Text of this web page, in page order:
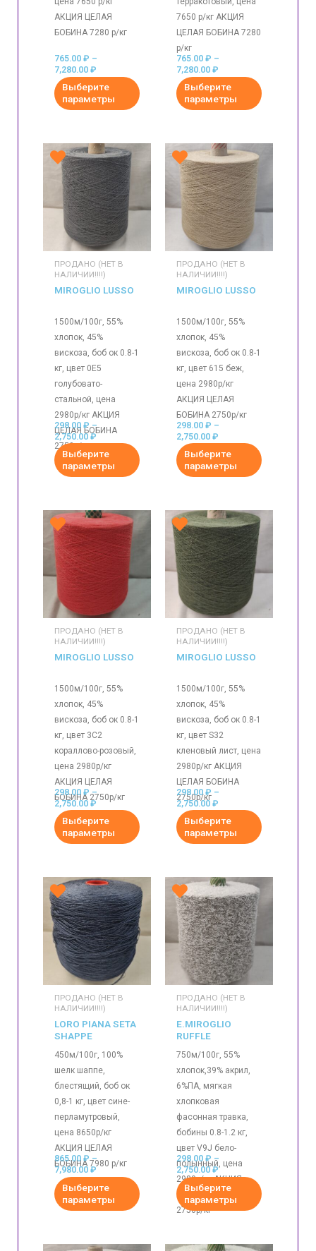
АКЦИЯ ЦЕЛАЯ
БОБИНА 7280 р/кг
765.00₽ –
7,280.00₽
Выберите
параметры
7650 р/кг АКЦИЯ
ЦЕЛАЯ БОБИНА 7280
р/кг
765.00₽ –
7,280.00₽
Выберите
параметры
ПРОДАНО (НЕТ В
НАЛИЧИИ!!!!)
MIROGLIO LUSSO
1500м/100г, 55%
хлопок, 45%
вискоза, боб ок 0.8-1
кг, цвет 0Е5
голубовато-
стальной, цена
2980р/кг АКЦИЯ
ЦЕЛАЯ БОБИНА
2750р/кг
298.00₽–
2,750.00₽
Выберите
параметры
ПРОДАНО (НЕТ В
НАЛИЧИИ!!!!)
MIROGLIO LUSSO
1500м/100г, 55%
хлопок, 45%
вискоза, боб ок 0.8-1
кг, цвет 615 беж,
цена 2980р/кг
АКЦИЯ ЦЕЛАЯ
БОБИНА 2750р/кг
298.00₽ –
2,750.00₽
Выберите
параметры
ПРОДАНО (НЕТ В
НАЛИЧИИ!!!!)
MIROGLIO LUSSO
1500м/100г, 55%
хлопок, 45%
вискоза, боб ок 0.8-1
кг, цвет 3С2
кораллово-розовый,
цена 2980р/кг
АКЦИЯ ЦЕЛАЯ
БОБИНА 2750р/кг
298.00₽–
2,750.00₽
Выберите
параметры
ПРОДАНО (НЕТ В
НАЛИЧИИ!!!!)
MIROGLIO LUSSO
1500м/100г, 55%
хлопок, 45%
вискоза, боб ок 0.8-1
кг, цвет S32
кленовый лист, цена
2980р/кг АКЦИЯ
ЦЕЛАЯ БОБИНА
2750р/кг
298.00₽ –
2,750.00₽
Выберите
параметры
ПРОДАНО (НЕТ В
НАЛИЧИИ!!!!)
LORO PIANA SETA
SHAPPE
450м/100г, 100%
шелк шаппе,
блестящий, боб ок
0,8-1 кг, цвет сине-
перламутровый,
цена 8650р/кг
АКЦИЯ ЦЕЛАЯ
БОБИНА 7980 р/кг
865.00₽–
7,980.00₽
Выберите
параметры
ПРОДАНО (НЕТ В
НАЛИЧИИ!!!!)
E.MIROGLIO
RUFFLE
750м/100г, 55%
хлопок,39% акрил,
6%ПА, мягкая
хлопковая
фасонная травка,
бобины 0.8-1.2 кг,
цвет V9J бело-
полынный, цена
2980р/кг АКЦИЯ
ЦЕЛАЯ БОБИНА
2750р/кг
298.00₽ –
2,750.00₽
Выберите
параметры